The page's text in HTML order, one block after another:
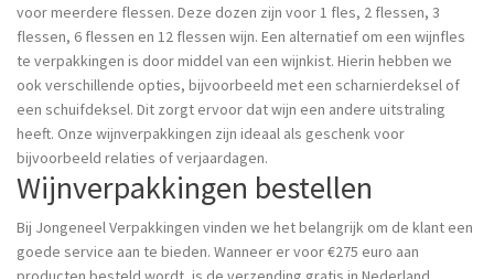
voor meerdere flessen. Deze dozen zijn voor 1 fles, 2 flessen, 3
flessen, 6 flessen en 12 flessen wijn. Een alternatief om een wijnfles
te verpakkingen is door middel van een wijnkist. Hierin hebben we
ook verschillende opties, bijvoorbeeld met een scharnierdeksel of
een schuifdeksel. Dit zorgt ervoor dat wijn een andere uitstraling
heeft. Onze wijnverpakkingen zijn ideaal als geschenk voor
bijvoorbeeld relaties of verjaardagen.
Wijnverpakkingen bestellen
Bij Jongeneel Verpakkingen vinden we het belangrijk om de klant een
goede service aan te bieden. Wanneer er voor €275 euro aan